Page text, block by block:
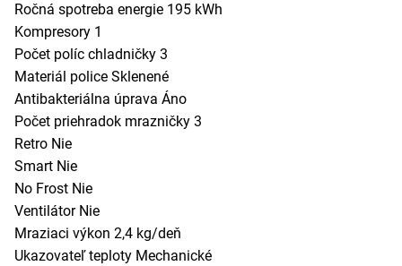
Ročná spotreba energie 195 kWh
Kompresory 1
Počet políc chladničky 3
Materiál police Sklenené
Antibakteriálna úprava Áno
Počet priehradok mrazničky 3
Retro Nie
Smart Nie
No Frost Nie
Ventilátor Nie
Mraziaci výkon 2,4 kg/deň
Ukazovateľ teploty Mechanické